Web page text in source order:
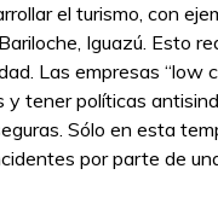
el turismo, con
Iguazú. Esto
Las empresas “low
y tener políticas
Sólo en esta
por parte de